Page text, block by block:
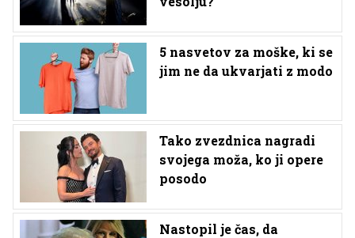
5 nasvetov za moške, ki se
jim ne da ukvarjati z modo
Tako zvezdnica nagradi
svojega moža, ko ji opere
posodo
Nastopil je čas, da